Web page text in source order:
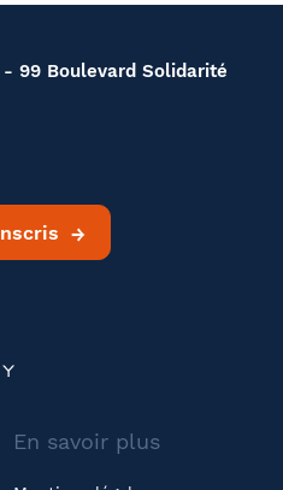
- 99 Boulevard Solidarité
En savoir plus